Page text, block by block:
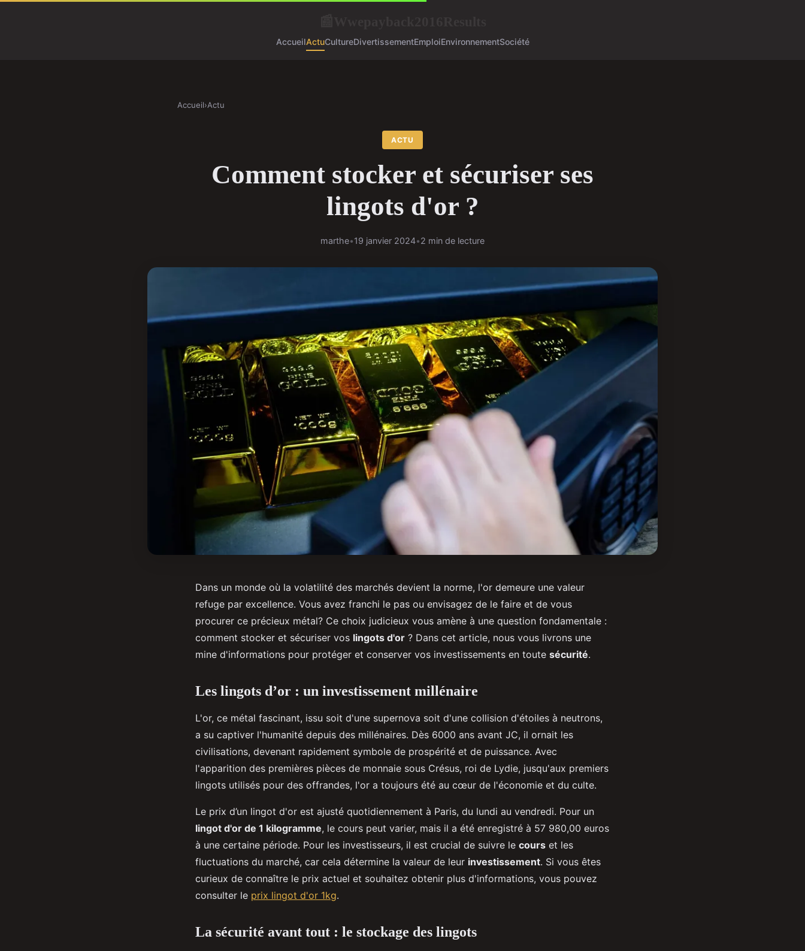
AccueilActuCultureDivertissementEmploiEnvironnementSociété
Accueil›Actu
ACTU
Comment stocker et sécuriser ses
lingots d'or ?
marthe•19 janvier 2024•2 min de lecture
Dans un monde où la volatilité des marchés devient la norme, l'or demeure une valeur
refuge par excellence. Vous avez franchi le pas ou envisagez de le faire et de vous
procurer ce précieux métal? Ce choix judicieux vous amène à une question fondamentale :
comment stocker et sécuriser vos lingots d'or ? Dans cet article, nous vous livrons une
mine d'informations pour protéger et conserver vos investissements en toute sécurité.
Les lingots d’or : un investissement millénaire
L'or, ce métal fascinant, issu soit d'une supernova soit d'une collision d'étoiles à neutrons,
a su captiver l'humanité depuis des millénaires. Dès 6000 ans avant JC, il ornait les
civilisations, devenant rapidement symbole de prospérité et de puissance. Avec
l'apparition des premières pièces de monnaie sous Crésus, roi de Lydie, jusqu'aux premiers
lingots utilisés pour des offrandes, l'or a toujours été au cœur de l'économie et du culte.
Le prix d’un lingot d'or est ajusté quotidiennement à Paris, du lundi au vendredi. Pour un
lingot d'or de 1 kilogramme, le cours peut varier, mais il a été enregistré à 57 980,00 euros
à une certaine période. Pour les investisseurs, il est crucial de suivre le cours et les
fluctuations du marché, car cela détermine la valeur de leur investissement. Si vous êtes
curieux de connaître le prix actuel et souhaitez obtenir plus d'informations, vous pouvez
consulter le prix lingot d'or 1kg.
La sécurité avant tout : le stockage des lingots